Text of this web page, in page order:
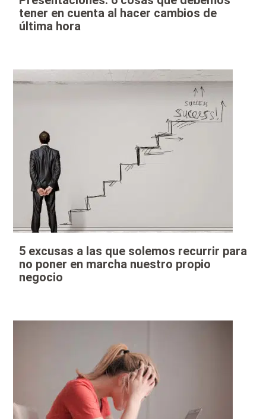
tener en cuenta al hacer cambios de
última hora
5 excusas a las que solemos recurrir para
no poner en marcha nuestro propio
negocio